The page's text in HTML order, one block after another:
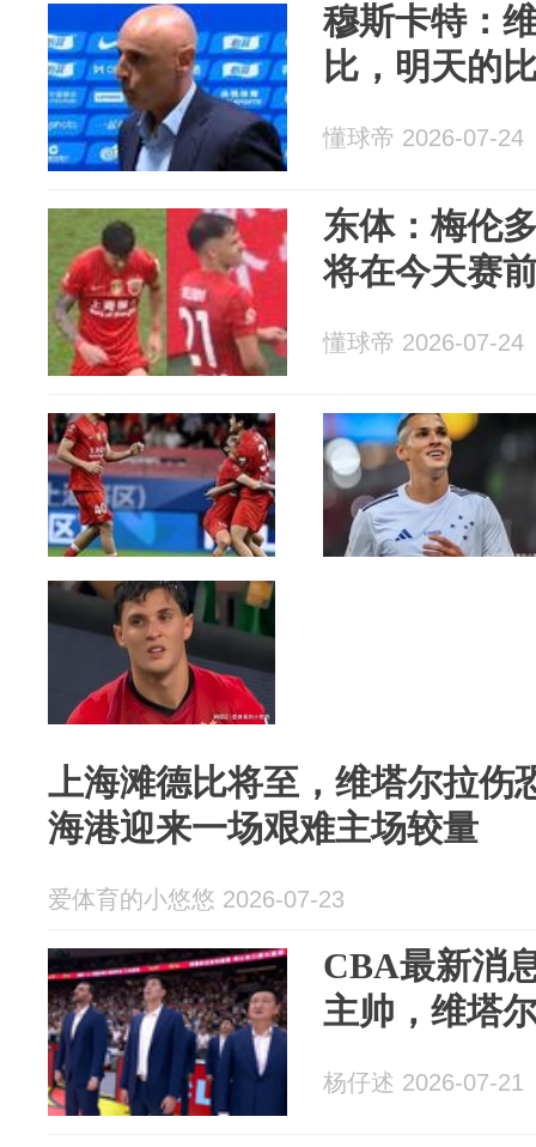
穆斯卡特：
比，明天的
懂球帝 2026-07-24
东体：梅伦
将在今天赛
懂球帝 2026-07-24
上海滩德比将至，维塔尔拉伤
海港迎来一场艰难主场较量
爱体育的小悠悠 2026-07-23
CBA最新消
主帅，维塔
杨仔述 2026-07-21